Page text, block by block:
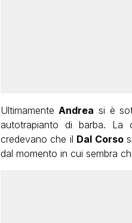
Ultimamente Andrea si è
autotrapianto di barba.
credevano che il Dal Corso
dal momento in cui sembra